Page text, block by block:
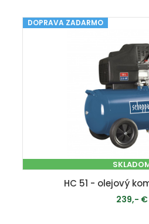
MOMENTÁLNE
DOPRAVA ZADARMO
HC 51 - olejový
239,- €